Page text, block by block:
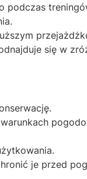
podczas
się w
je przed